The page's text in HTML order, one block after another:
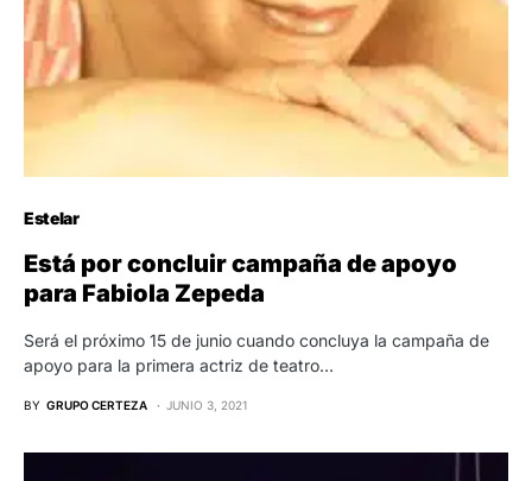
Estelar
Está por concluir campaña de apoyo
para Fabiola Zepeda
Será el próximo 15 de junio cuando concluya la campaña de
apoyo para la primera actriz de teatro…
BY GRUPO CERTEZA JUNIO 3, 2021